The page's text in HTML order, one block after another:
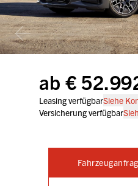
ab €
Leasing verfügbarSiehe
Versicherung verfügbar